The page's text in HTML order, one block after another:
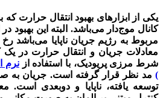
یکی از ابزارهای بهبود انتقال حرارت
کانال موج‌دار می‌­باشد. البته این بهبود
مربوط به رژیم جریان ناپایا می‌­باشد
معادلات جریان و انتقال حرارت در یک
شرط مرزی پریودیک، با استفاده از
) مد نظر قرار گرفته است. جریان به
توسعه یافته، ناپایا و دوبعدی